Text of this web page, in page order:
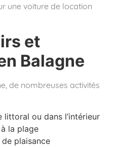
une voiture de location
et
Balagne
de nombreuses activités
littoral ou dans l’intérieur
la plage
plaisance